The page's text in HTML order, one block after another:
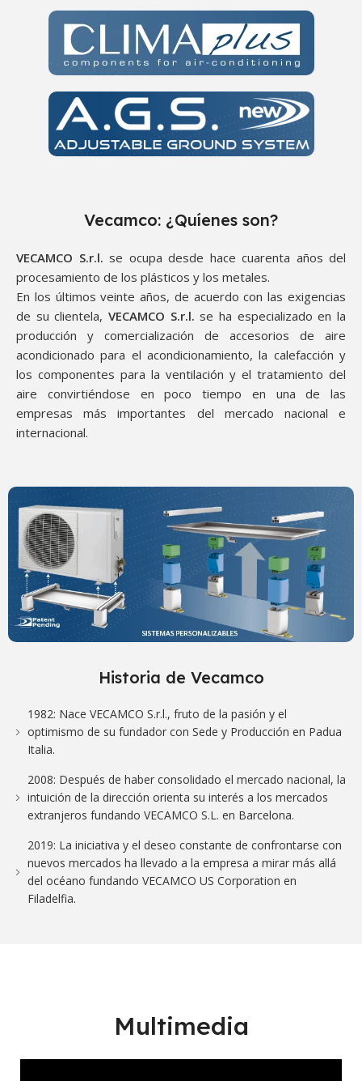
Vecamco: ¿Quíenes son?
VECAMCO S.r.l. se ocupa desde hace cuarenta años del
procesamiento de los plásticos y los metales.
En los últimos veinte años, de acuerdo con las exigencias
de su clientela,VECAMCO S.r.l. se ha especializado en la
producción y comercialización de accesorios de aire
acondicionado para el acondicionamiento, la calefacción y
los componentes para la ventilación y el tratamiento del
aire convirtiéndose en poco tiempo en una de las
empresas más importantes del mercado nacional e
internacional.
Historia de Vecamco
1982: Nace VECAMCO S.r.l., fruto de la pasión y el
optimismo de su fundador con Sede y Producción en Padua
Italia.
2008: Después de haber consolidado el mercado nacional, la
intuición de la dirección orienta su interés a los mercados
extranjeros fundando VECAMCO S.L. en Barcelona.
2019: La iniciativa y el deseo constante de confrontarse con
nuevos mercados ha llevado a la empresa a mirar más allá
del océano fundando VECAMCO US Corporation en
Filadelfia.
Multimedia